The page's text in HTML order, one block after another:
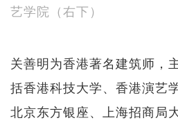
艺学院（右下）
关善明为香港著名建筑师，
括香港科技大学、香港演艺
北京东方银座、上海招商局